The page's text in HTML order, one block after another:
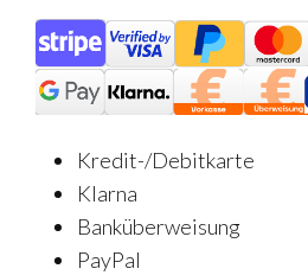
Kredit-/Debitkarte
Klarna
Banküberweisung
PayPal